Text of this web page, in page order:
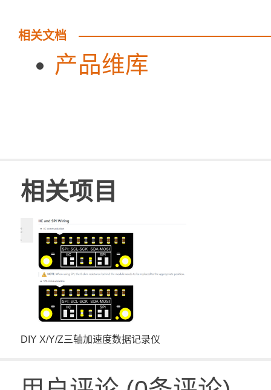
相关文档
产品维库
相关项目
DIY X/Y/Z三轴加速度数据记录仪